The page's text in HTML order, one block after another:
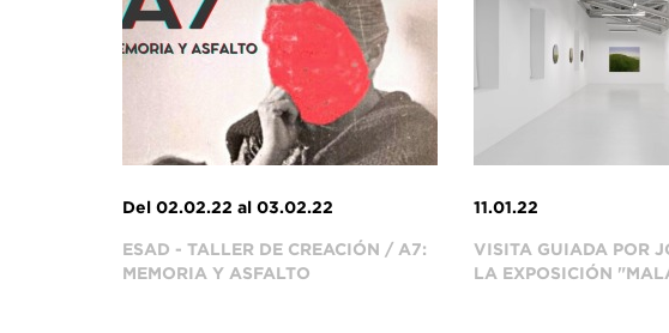
Del 02.02.22 al 03.02.22
ESAD - TALLER DE CREACIÓN / A7:
MEMORIA Y ASFALTO
11.01.22
VISITA GUIADA POR
LA EXPOSICIÓN